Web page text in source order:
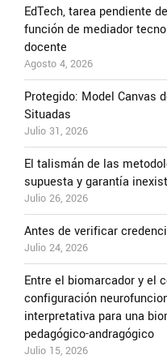
EdTech, tarea pendiente
función de mediador
docente
Agosto 4, 2026
Protegido: Model Canvas
Situadas
Julio 31, 2026
El talismán de las
supuesta y garantía
Julio 26, 2026
Antes de verificar
Julio 24, 2026
Entre el biomarcador y el
configuración
interpretativa para una
pedagógico-andragógico
Julio 15, 2026